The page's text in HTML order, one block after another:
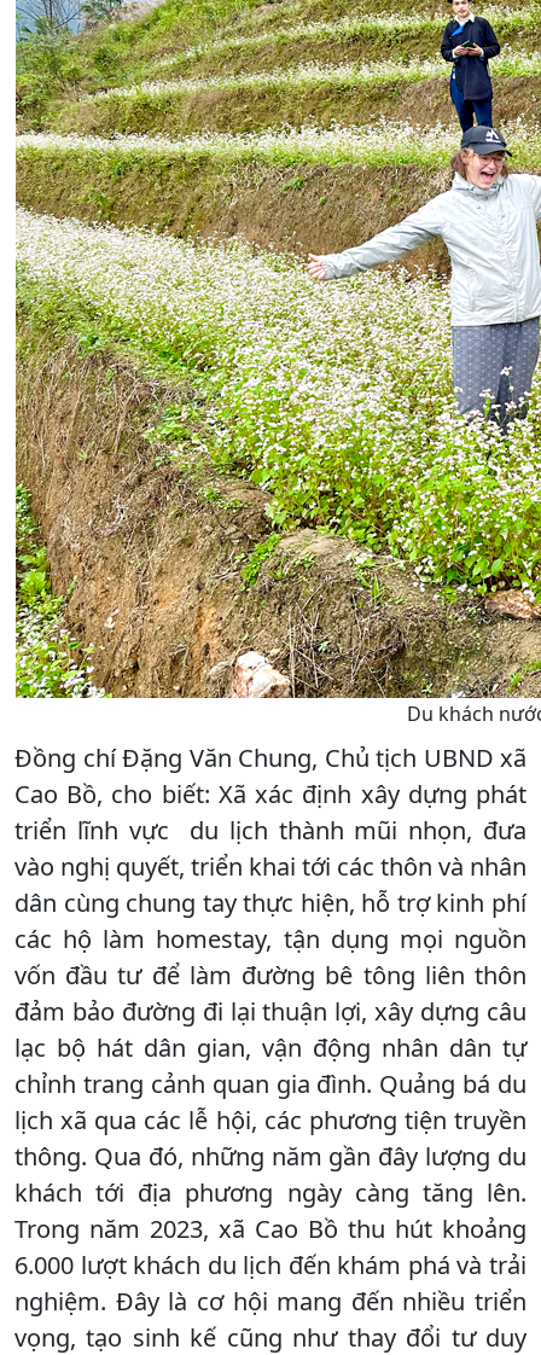
Du khách
Đồng chí Đặng Văn Chung, Chủ tịch UBND xã
Cao Bồ, cho biết: Xã xác định xây dựng phát
triển lĩnh vực du lịch thành mũi nhọn, đưa
vào nghị quyết, triển khai tới các thôn và nhân
dân cùng chung tay thực hiện, hỗ trợ kinh phí
các hộ làm homestay, tận dụng mọi nguồn
vốn đầu tư để làm đường bê tông liên thôn
đảm bảo đường đi lại thuận lợi, xây dựng câu
lạc bộ hát dân gian, vận động nhân dân tự
chỉnh trang cảnh quan gia đình. Quảng bá du
lịch xã qua các lễ hội, các phương tiện truyền
thông. Qua đó, những năm gần đây lượng du
khách tới địa phương ngày càng tăng lên.
Trong năm 2023, xã Cao Bồ thu hút khoảng
6.000 lượt khách du lịch đến khám phá và trải
nghiệm. Đây là cơ hội mang đến nhiều triển
vọng, tạo sinh kế cũng như thay đổi tư duy